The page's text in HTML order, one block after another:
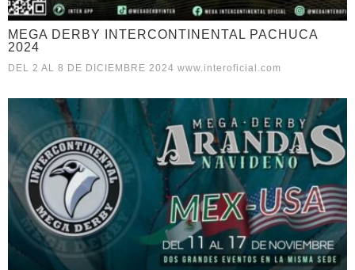
MEGA DERBY INTERCONTINENTAL PACHUCA
2024
DEL 2 AL 8 DE DICIEMBRE 2024 www.interoficial.com